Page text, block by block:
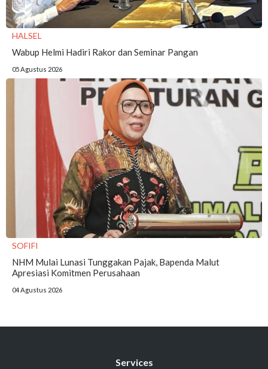
HALSEL
Wabup Helmi Hadiri Rakor dan Seminar Pangan
05 Agustus 2026
SOFIFI
NHM Mulai Lunasi Tunggakan Pajak, Bapenda Malut
Apresiasi Komitmen Perusahaan
04 Agustus 2026
Services